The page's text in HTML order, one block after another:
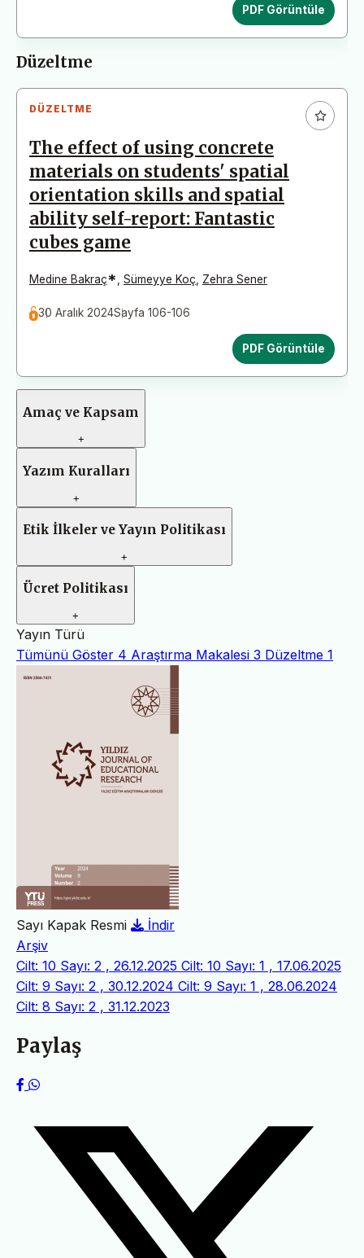
PDF Görüntüle
Düzeltme
DÜZELTME
The effect of using concrete
materials on students' spatial
orientation skills and spatial
ability self-report: Fantastic
cubes game
Medine Bakraç* Sümeyye Koç Zehra Sener
30 Aralık 2024Sayfa 106-106
PDF Görüntüle
Amaç ve Kapsam
+
Yazım Kuralları
+
Etik İlkeler ve Yayın Politikası
+
Ücret Politikası
+
Yayın Türü
Tümünü Göster 4 Araştırma Makalesi 3 Düzeltme 1
Sayı Kapak Resmi
İndir
Arşiv
Cilt: 10 Sayı: 2 , 26.12.2025 Cilt: 10 Sayı: 1 , 17.06.2025
Cilt: 9 Sayı: 2 , 30.12.2024 Cilt: 9 Sayı: 1 , 28.06.2024
Cilt: 8 Sayı: 2 , 31.12.2023
Paylaş